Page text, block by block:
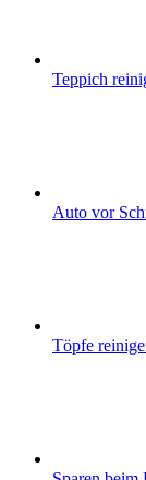
Teppich
Auto vor
Töpfe